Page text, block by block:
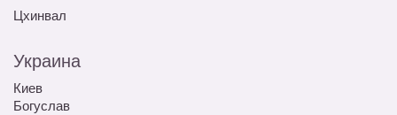
Цхинвал
Украина
Киев
Богуслав